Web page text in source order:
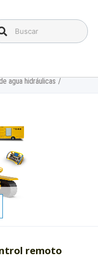
agua hidráulicas /
remoto